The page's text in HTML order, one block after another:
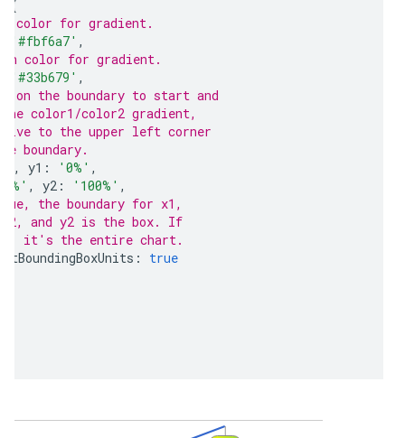
{
color for gradient.
'#fbf6a7' ,
color for gradient.
'#33b679' ,
on the boundary to start and
color1/color2 gradient,
to the upper left corner
boundary.
, y1 : '0%' ,
, y2 : '100%' ,
the boundary for x1,
and y2 is the box. If
it's the entire chart.
: true